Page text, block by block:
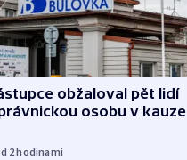
obžaloval pět lidí
osobu v kauze
2hodinami